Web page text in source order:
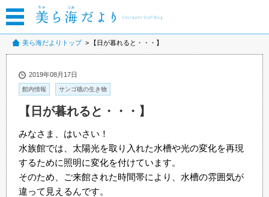
美ら海だよりトップ 【日が暮れると・・・】
2019年08月17日
館内情報 サンゴ礁の生き物
【日が暮れると・・・】
みなさま、はいさい！
水族館では、太陽光を取り入れた水槽や光の変化を再現
するために照明に変化を付けています。
そのため、ご来館された時間帯により、水槽の雰囲気が
違って見えるんです。